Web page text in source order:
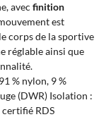
avec finition
est
corps de la sportive
réglable ainsi que
% nylon, 9 %
(DWR) Isolation :
RDS